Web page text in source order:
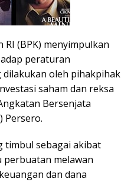
RI (BPK) menyimpulkan
peraturan
oleh pihakpihak
saham dan reksa
Bersenjata
Persero.
timbul sebagai akibat
perbuatan melawan
dan dana